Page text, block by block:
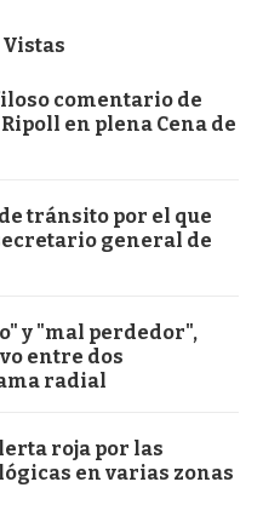
Vistas
comentario de
en plena Cena de
tránsito por el que
general de
y "mal perdedor",
entre dos
radial
roja por las
en varias zonas